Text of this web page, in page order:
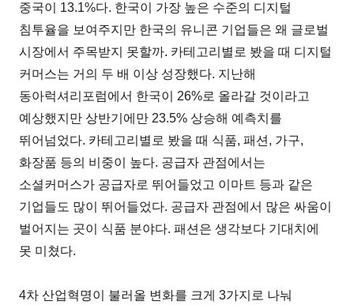
중국이 13.1%다. 한국이 가장 높은 수준의 디지털
침투율을 보여주지만 한국의 유니콘 기업들은 왜 글로벌
시장에서 주목받지 못할까. 카테고리별로 봤을 때 디지털
커머스는 거의 두 배 이상 성장했다. 지난해
동아럭셔리포럼에서 한국이 26%로 올라갈 것이라고
예상했지만 상반기에만 23.5% 상승해 예측치를
뛰어넘었다. 카테고리별로 봤을 때 식품, 패션, 가구,
화장품 등의 비중이 높다. 공급자 관점에서는
소셜커머스가 공급자로 뛰어들었고 이마트 등과 같은
기업들도 많이 뛰어들었다. 공급자 관점에서 많은 싸움이
벌어지는 곳이 식품 분야다. 패션은 생각보다 기대치에
못 미쳤다.
4차 산업혁명이 불러올 변화를 크게 3가지로 나눠